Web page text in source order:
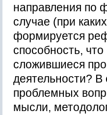
направления по
случае (при
формируется
способность,
сложившиеся
деятельности? В
проблемных
мысли,